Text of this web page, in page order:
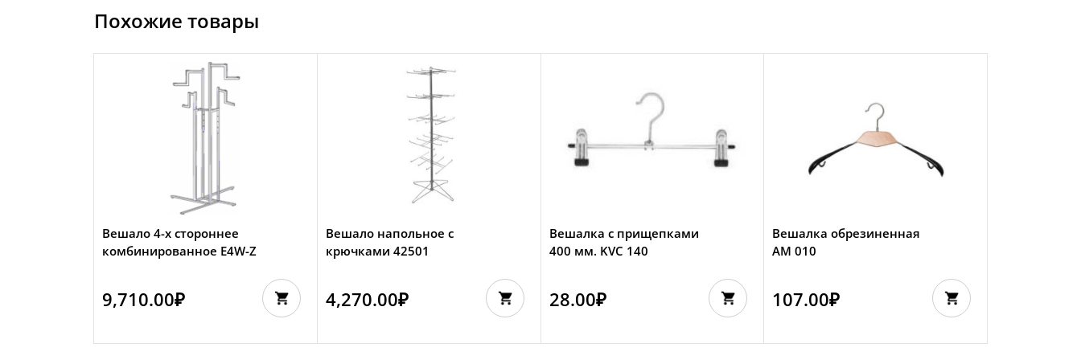
Похожие товары
Вешало 4-х стороннее
комбинированное E4W-Z
9,710.00₽
Вешало напольное с
крючками 42501
4,270.00₽
Вешалка с прищепками
400 мм. KVC 140
28.00₽
Вешалка обрезиненная
АМ 010
107.00₽